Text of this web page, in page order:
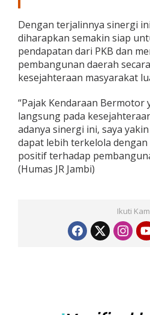
i
S
m
u
Dengan terjalinnya sinergi
diharapkan semakin siap
pendapatan dari PKB dan
pembangunan daerah
kesejahteraan masyarakat
“Pajak Kendaraan Bermotor
langsung pada
adanya sinergi ini, saya
dapat lebih terkelola
positif terhadap
(Humas JR Jambi)
Ikuti